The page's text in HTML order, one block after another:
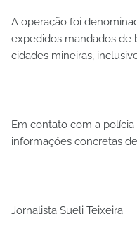
A operação foi
expedidos mandados de
cidades mineiras,
Em contato com a polícia
informações concretas
Jornalista Sueli Teixeira